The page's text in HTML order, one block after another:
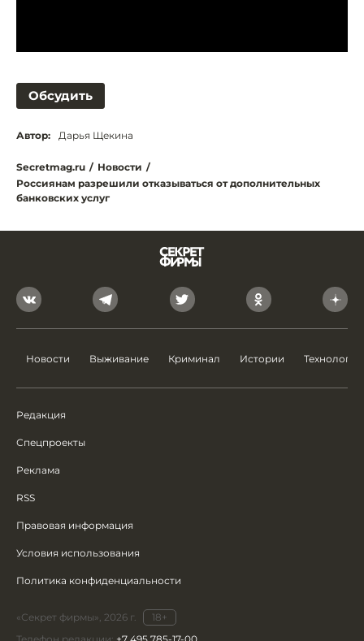
Обсудить
Автор: Дарья Щекина
Secretmag.ru / Новости /
Россиянам разрешили отказываться от дополнительных
банковских услуг
Новости Выживание Криминал Истории Технологии
Редакция
Спецпроекты
Реклама
RSS
Правовая информация
Условия использования
Политика конфиденциальности
«Секрет фирмы», 2026 г.
18+